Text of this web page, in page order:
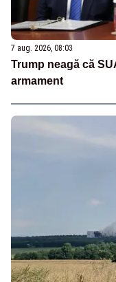
7 aug. 2026, 08:03
Trump neagă că
armament